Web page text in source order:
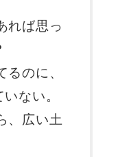
れば思っ
のに、
ない。
、広い土